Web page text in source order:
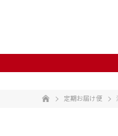
定期お届け便